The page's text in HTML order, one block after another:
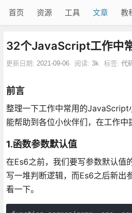
首页 资源 工具 文章 教
32个JavaScript工作中
更新日期: 2021-09-06 阅读: 3k 标签: 代
前言
整理一下工作中常用的JavaScript
能帮助到各位小伙伴们，在工作中
1.函数参数默认值
在Es6之前，我们要写参数默认值
写一堆判断逻辑，而Es6之后新出
看一下。